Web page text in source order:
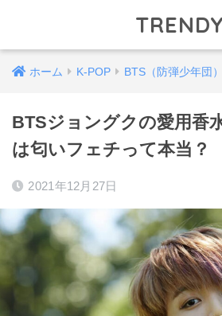
TRENDY
ホーム K-POP BTS（防弾少年団）
BTSジョングクの愛用香
は匂いフェチって本当？
2021年12月27日